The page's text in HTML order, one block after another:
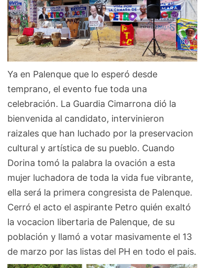
Ya en Palenque que lo esperó desde
temprano, el evento fue toda una
celebración. La Guardia Cimarrona dió la
bienvenida al candidato, intervinieron
raizales que han luchado por la preservacion
cultural y artística de su pueblo. Cuando
Dorina tomó la palabra la ovación a esta
mujer luchadora de toda la vida fue vibrante,
ella será la primera congresista de Palenque.
Cerró el acto el aspirante Petro quién exaltó
la vocacion libertaria de Palenque, de su
población y llamó a votar masivamente el 13
de marzo por las listas del PH en todo el pais.